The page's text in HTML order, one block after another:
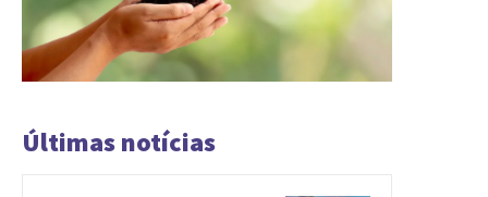
Últimas notícias